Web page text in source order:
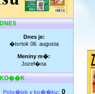
DNES
Dnes je:
�tvrtok 06. augusta
Meniny m�:
Jozef�na
KO��K
Polo�iek v ko��ku: 0